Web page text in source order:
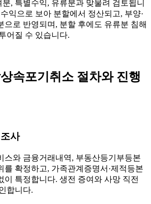
, 특별수익, 유류분과 맞물려 검토됩니
익으로 보아 분할에서 정산되고, 부양·
으로 반영되며, 분할 후에도 유류분 침해
어질 수 있습니다.
속포기취소 절차와 진행
사
스와 금융거래내역, 부동산등기부등본
를 확정하고, 가족관계증명서·제적등본
이 특정합니다. 생전 증여와 사망 직전
합니다.